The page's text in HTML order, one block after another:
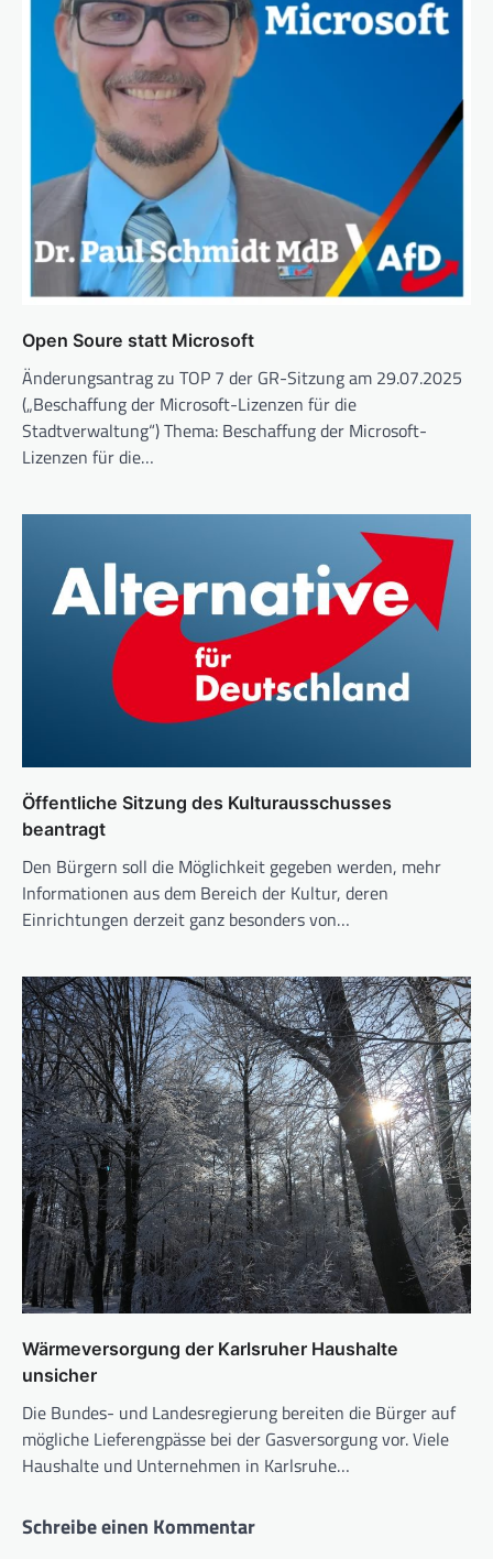
Open Soure statt Microsoft
Änderungsantrag zu TOP 7 der GR-Sitzung am 29.07.2025
(„Beschaffung der Microsoft-Lizenzen für die
Stadtverwaltung“) Thema: Beschaffung der Microsoft-
Lizenzen für die…
Öffentliche Sitzung des Kulturausschusses
beantragt
Den Bürgern soll die Möglichkeit gegeben werden, mehr
Informationen aus dem Bereich der Kultur, deren
Einrichtungen derzeit ganz besonders von…
Wärmeversorgung der Karlsruher Haushalte
unsicher
Die Bundes- und Landesregierung bereiten die Bürger auf
mögliche Lieferengpässe bei der Gasversorgung vor. Viele
Haushalte und Unternehmen in Karlsruhe…
Schreibe einen Kommentar